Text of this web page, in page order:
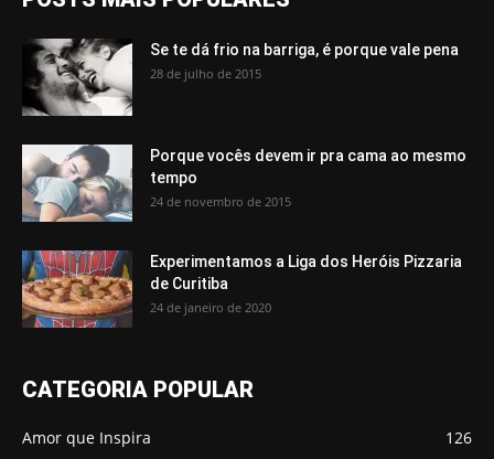
Se te dá frio na barriga, é porque vale pena
28 de julho de 2015
Porque vocês devem ir pra cama ao mesmo
tempo
24 de novembro de 2015
Experimentamos a Liga dos Heróis Pizzaria
de Curitiba
24 de janeiro de 2020
CATEGORIA POPULAR
Amor que Inspira
126